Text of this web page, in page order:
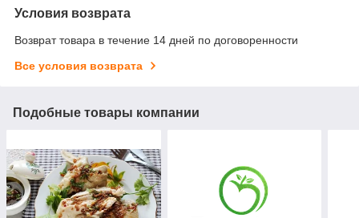
Условия возврата
Возврат товара в течение 14 дней по договоренности
Все условия возврата
Подобные товары компании